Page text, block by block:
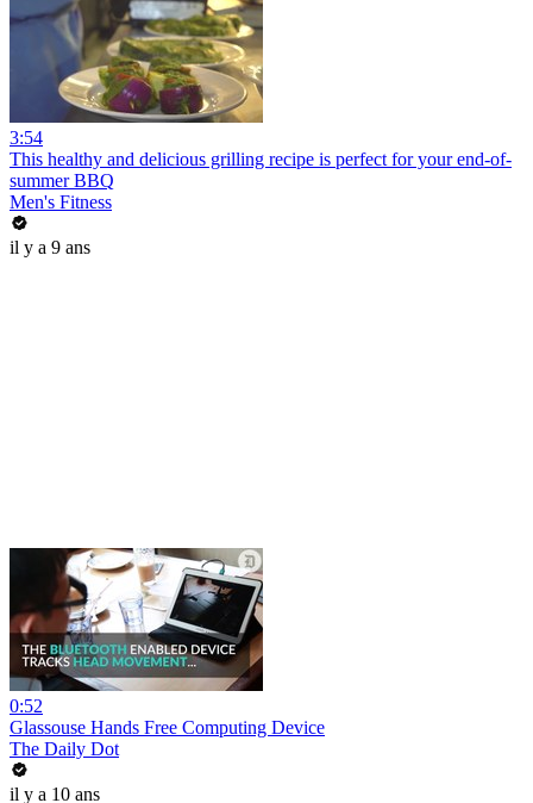
3:54
This healthy and delicious grilling recipe is perfect for your end-of-
summer BBQ
Men's Fitness
il y a 9 ans
0:52
Glassouse Hands Free Computing Device
The Daily Dot
il y a 10 ans